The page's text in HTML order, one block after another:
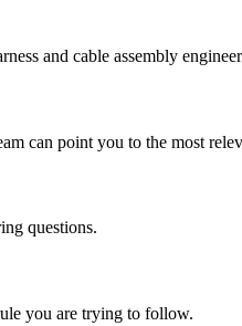
and cable assembly
can point you to the most
questions.
you are trying to follow.